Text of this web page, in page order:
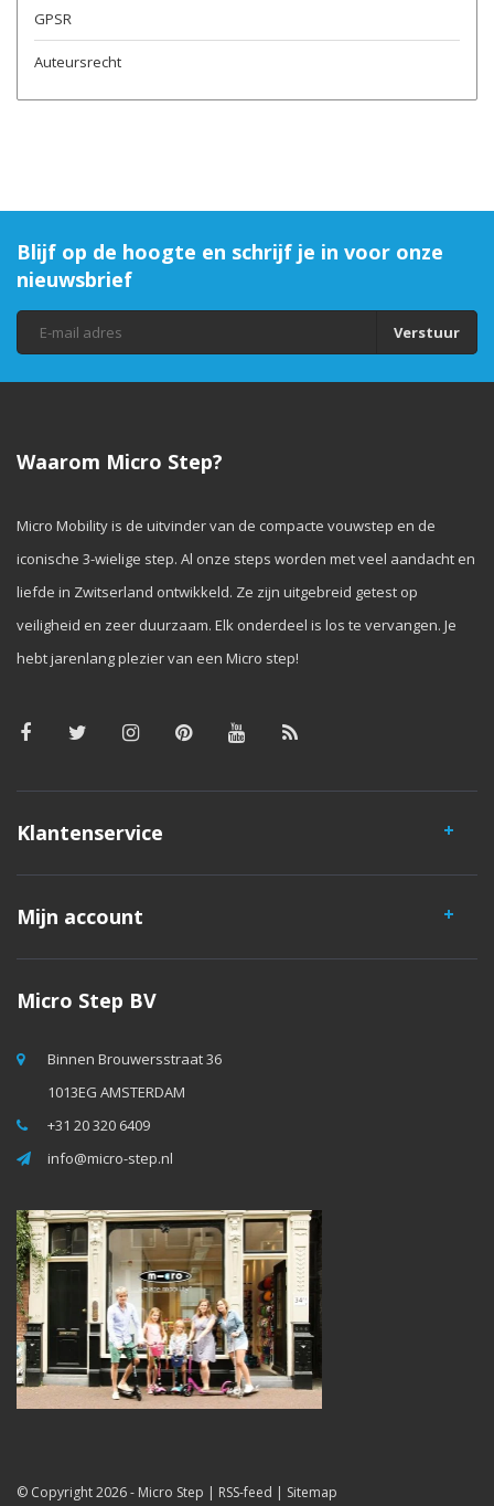
GPSR
Auteursrecht
Blijf op de hoogte en schrijf je in voor onze
nieuwsbrief
Verstuur
Waarom Micro Step?
Micro Mobility is de uitvinder van de compacte vouwstep en de
iconische 3-wielige step. Al onze steps worden met veel aandacht en
liefde in Zwitserland ontwikkeld. Ze zijn uitgebreid getest op
veiligheid en zeer duurzaam. Elk onderdeel is los te vervangen. Je
hebt jarenlang plezier van een Micro step!
Klantenservice
Mijn account
Micro Step BV
Binnen Brouwersstraat 36
1013EG AMSTERDAM
+31 20 320 6409
info@micro-step.nl
© Copyright 2026 - Micro Step | RSS-feed | Sitemap